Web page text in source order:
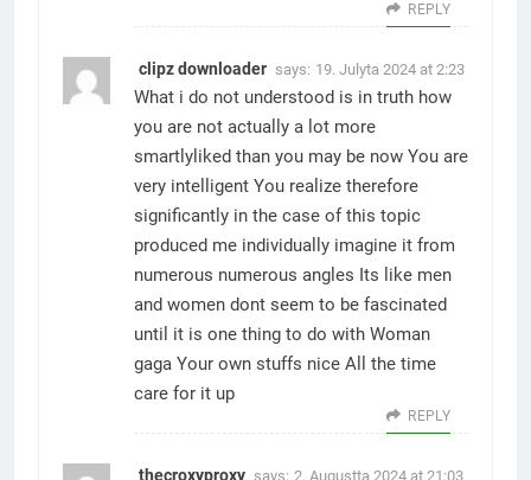
REPLY
clipz downloader says: 19. Julyta 2024 at 2:23
What i do not understood is in truth how
you are not actually a lot more
smartlyliked than you may be now You are
very intelligent You realize therefore
significantly in the case of this topic
produced me individually imagine it from
numerous numerous angles Its like men
and women dont seem to be fascinated
until it is one thing to do with Woman
gaga Your own stuffs nice All the time
care for it up
REPLY
thecroxyproxy says: 2. Augustta 2024 at 21:03